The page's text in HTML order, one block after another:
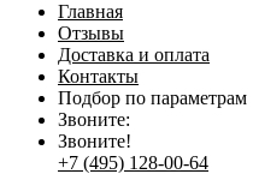
Главная
Отзывы
Доставка и оплата
Контакты
Подбор по параметрам
Звоните:
Звоните!
+7 (495) 128-00-64